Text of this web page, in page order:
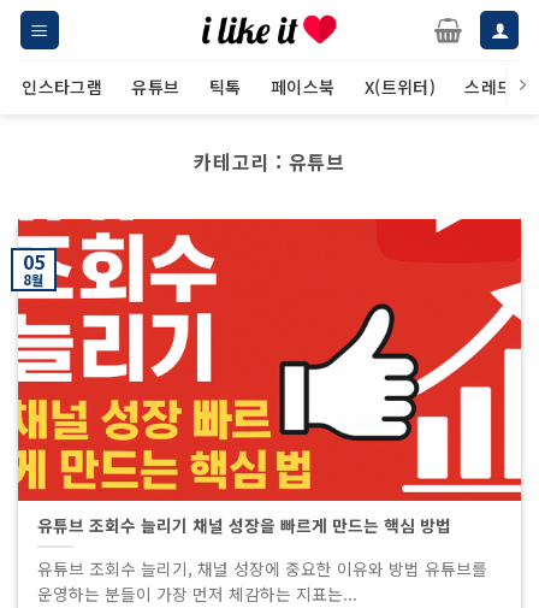
Skip
content
인스타그램 유튜브 틱톡 페이스북 X(트위터) 스레드
카테고리 : 유튜브
유튜브 조회수 늘리기 채널 성장을 빠르게 만드는 핵심 방법
유튜브 조회수 늘리기, 채널 성장에 중요한 이유와 방법 유튜브를
운영하는 분들이 가장 먼저 체감하는 지표는...
05
8월